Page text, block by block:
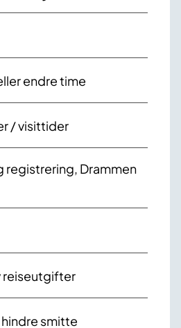
endre time
/ visittider
registrering, Drammen
reiseutgifter
smitte